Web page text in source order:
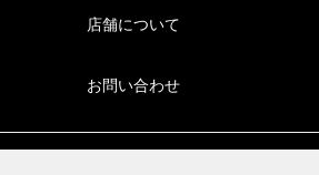
店舗について
お問い合わせ